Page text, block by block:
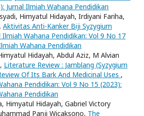
Jurnal Ilmiah Wahana Pendidikan
Himyatul Hidayah, Irdiyani Fariha,
Aktivitas Anti-Kanker Biji Syzygium
Ilmiah Wahana Pendidikan: Vol 9 No 17
Wahana Pendidikan
Hidayah, Abdul Aziz, M Alvian
Literature Review : Jamblang (Syzygium
Of Its Bark And Medicinal Uses ,
Pendidikan: Vol 9 No 15 (2023):
Pendidikan
Himyatul Hidayah, Gabriel Victory
Panji Wicaksono, The